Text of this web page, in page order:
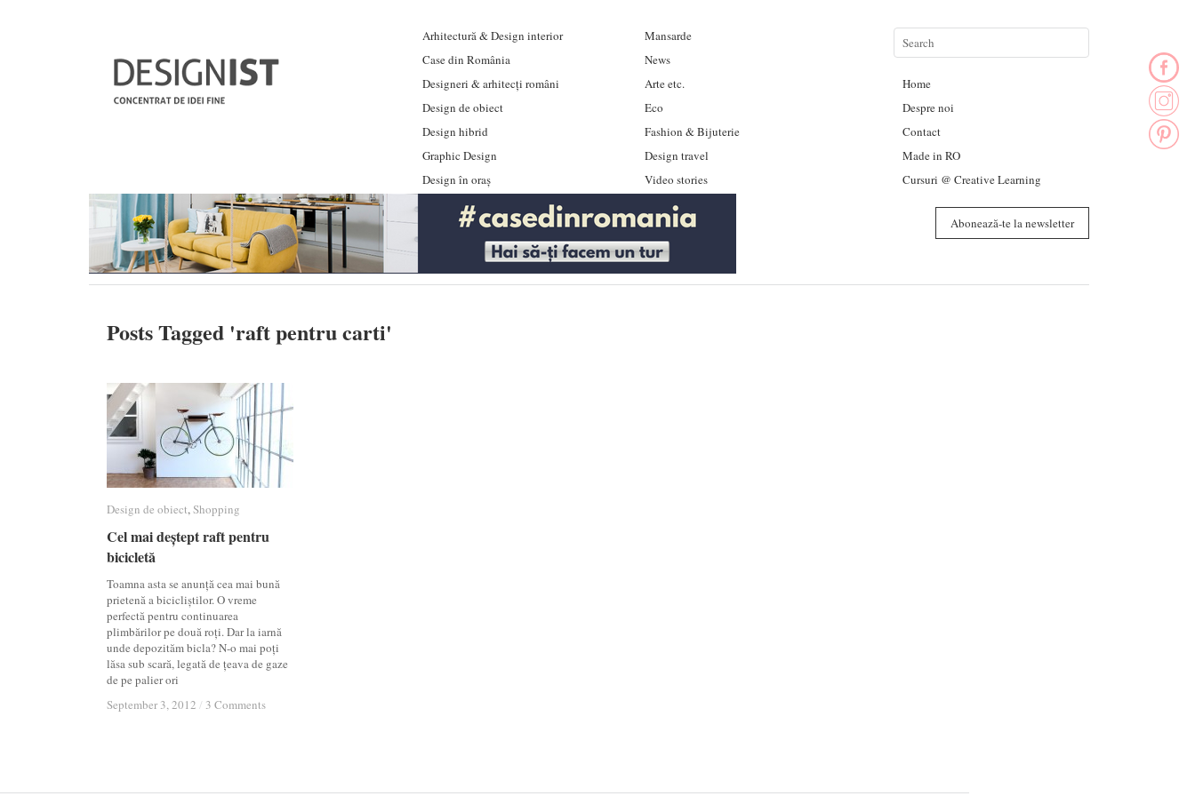
Arhitectură & Design interior
Case din România
Designeri & arhitecți români
Design de obiect
Design hibrid
Graphic Design
Design în oraș
Mansarde
News
Arte etc.
Eco
Fashion & Bijuterie
Design travel
Video stories
Home
Despre noi
Contact
Made in RO
Cursuri @ Creative Learning
Abonează-te la newsletter
Posts Tagged 'raft pentru carti'
Design de obiect,Shopping
Cel mai deștept raft pentru
bicicletă
Toamna asta se anunță cea mai bună
prietenă a bicicliștilor. O vreme
perfectă pentru continuarea
plimbărilor pe două roți. Dar la iarnă
unde depozităm bicla? N-o mai poți
lăsa sub scară, legată de țeava de gaze
de pe palier ori
September 3, 2012 / 3 Comments
Design de obiect Shopping
Cel mai deștept raft pentru
bicicletă
September 3, 2012 / 3 Comments